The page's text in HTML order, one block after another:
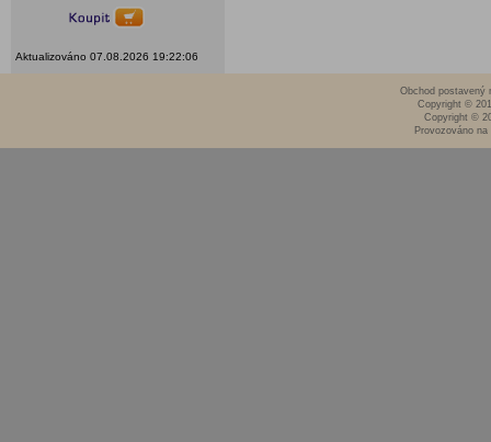
Aktualizováno 07.08.2026 19:22:06
Obchod postavený
Copyright ©
Copyright ©
Provozováno